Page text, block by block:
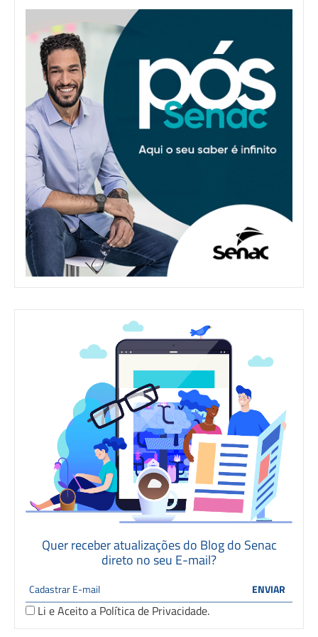
Quer receber atualizações do Blog do Senac
direto no seu E-mail?
Li e Aceito a Política de Privacidade.